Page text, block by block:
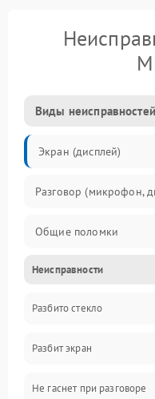
Виды неисправностей
Экран (дисплей)
Разговор (микрофон,
Общие поломки
Проблемы связи
Камеры
Проблемы с дисплеем
Зарядка
Неисправности
Разбито стекло
Разбит экран
Не гаснет при разговоре